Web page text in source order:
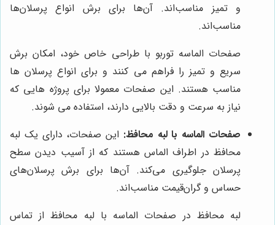
و تمیز مناسب‌اند. آن‌ها برای برش انواع پرسلان‌ها
مناسب‌اند.
صفحات الماسه توربو با طراحی خاص خود، امکان برش
سریع و تمیز را فراهم می کنند و برای انواع پرسلان ها
مناسب هستند. این صفحات معمولا برای پروژه هایی که
نیاز به سرعت و دقت بالایی دارند، استفاده می شوند.
صفحات الماسه با لبه محافظ: این صفحات، دارای یک لبه
محافظ در اطراف الماس هستند که از آسیب دیدن سطح
پرسلان جلوگیری می‌کند. آن‌ها برای برش پرسلان‌های
حساس و گران‌قیمت مناسب‌اند.
لبه محافظ در صفحات الماسه با لبه محافظ از تماس